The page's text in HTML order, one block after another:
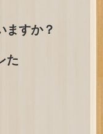
ますか？
た